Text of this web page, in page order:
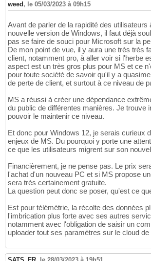
weed , le 05/03/2023 à 09h15
Avant de parler de la rapidité des utilisateurs
nouvelle version de Windows, il faut déjà
pas se faire de souci pour Microsoft sur la
De mon point de vue, il y aura une très très
client, notamment pro, à aller voir si l'herbe
aspect est un très gros plus pour MS et ce
pour toute société de savoir qu'il y a
de perte de client, et surtout à ce niveau de
MS a réussi à créer une dépendance
du public de différentes manières. Je trouve
pouvoir le maintenir ce niveau.
Et donc pour Windows 12, je serais curieux
enjeux de MS. Du pourquoi y porte une
ce que les utilisateurs migrent sur son
Financièrement, je ne pense pas. Le prix
l'achat d'un nouveau PC et si MS propose
sera très certainement gratuite.
La question peut donc se poser, qu'est ce
Est pour télémétrie, la récolte des données
l'imbrication plus forte avec ses autres
notamment avec l'obligation de saisir un
uploader tout ses paramètres sur le cloud